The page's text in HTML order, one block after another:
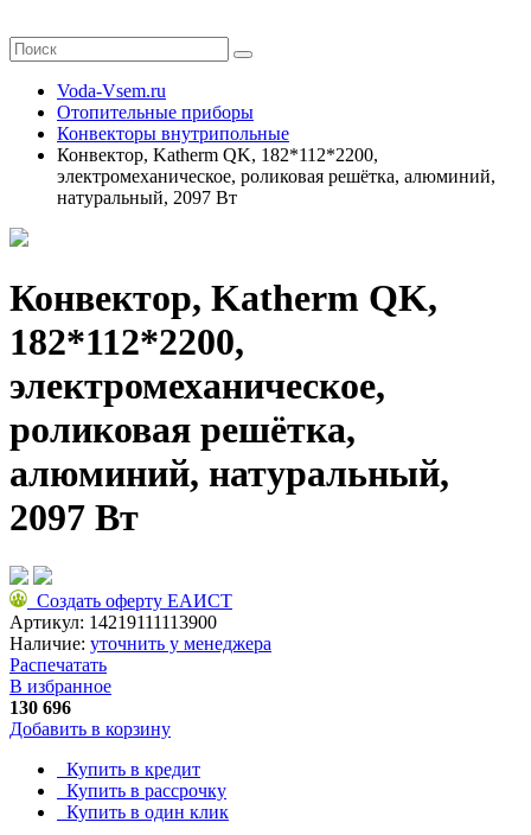
Voda-Vsem.ru
Отопительные приборы
Конвекторы внутрипольные
Конвектор, Katherm QK, 182*112*2200,
электромеханическое, роликовая решётка, алюминий,
натуральный, 2097 Вт
Конвектор, Katherm QK,
182*112*2200,
электромеханическое,
роликовая решётка,
алюминий, натуральный,
2097 Вт
Создать оферту ЕАИСТ
Артикул: 14219111113900
Наличие: уточнить у менеджера
Распечатать
В избранное
130 696
Добавить в корзину
Купить в кредит
Купить в рассрочку
Купить в один клик